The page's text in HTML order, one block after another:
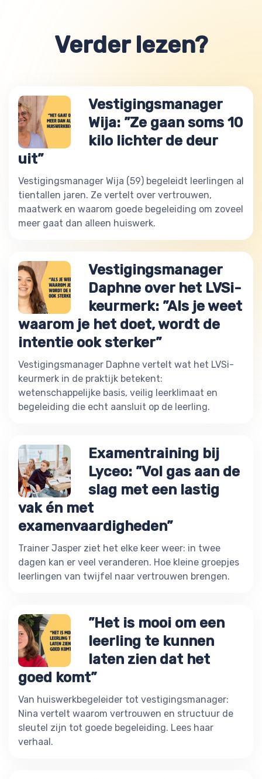
Verder lezen?
Vestigingsmanager
Wija: ”Ze gaan soms 10
kilo lichter de deur
uit”
Vestigingsmanager Wija (59) begeleidt leerlingen al
tientallen jaren. Ze vertelt over vertrouwen,
maatwerk en waarom goede begeleiding om zoveel
meer gaat dan alleen huiswerk.
Vestigingsmanager
Daphne over het LVSi-
keurmerk: ”Als je weet
waarom je het doet, wordt de
intentie ook sterker”
Vestigingsmanager Daphne vertelt wat het LVSi-
keurmerk in de praktijk betekent:
wetenschappelijke basis, veilig leerklimaat en
begeleiding die echt aansluit op de leerling.
Examentraining bij
Lyceo: ”Vol gas aan de
slag met een lastig
vak én met
examenvaardigheden”
Trainer Jasper ziet het elke keer weer: in twee
dagen kan er veel veranderen. Hoe kleine groepjes
leerlingen van twijfel naar vertrouwen brengen.
”Het is mooi om een
leerling te kunnen
laten zien dat het
goed komt”
Van huiswerkbegeleider tot vestigingsmanager:
Nina vertelt waarom vertrouwen en structuur de
sleutel zijn tot goede begeleiding. Lees haar
verhaal.